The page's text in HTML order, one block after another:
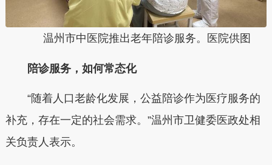
温州市中医院推出老年陪诊服务。医院供图
陪诊服务，如何常态化
“随着人口老龄化发展，公益陪诊作为医疗服务的
补充，存在一定的社会需求。”温州市卫健委医政处相
关负责人表示。